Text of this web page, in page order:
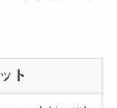
ト